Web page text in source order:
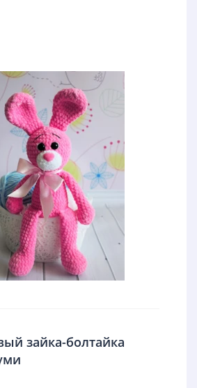
зайка-болтайка